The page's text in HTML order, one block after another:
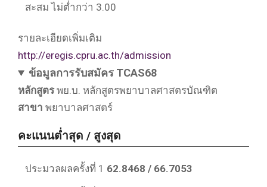
สะสม ไม่ต่ำกว่า 3.00
รายละเอียดเพิ่มเติม
http://eregis.cpru.ac.th/admission
ข้อมูลการรับสมัคร TCAS68
หลักสูตรพย.บ. หลักสูตรพยาบาลศาสตรบัณฑิต
สาขา พยาบาลศาสตร์
คะแนนต่ำสุด / สูงสุด
ประมวลผลครั้งที่ 1 62.8468 / 66.7053